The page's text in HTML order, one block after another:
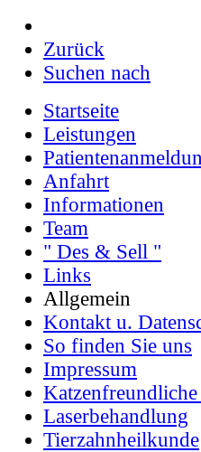
Zurück
Suchen nach
Startseite
Leistungen
Anfahrt
Informationen
Team
" Des & Sell "
Links
Allgemein
Kontakt u.
So finden Sie uns
Impressum
Laserbehandlung
Tierzahnheilkunde